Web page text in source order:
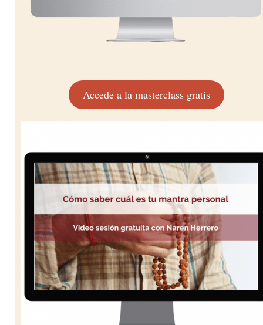
Accede a la masterclass gratis